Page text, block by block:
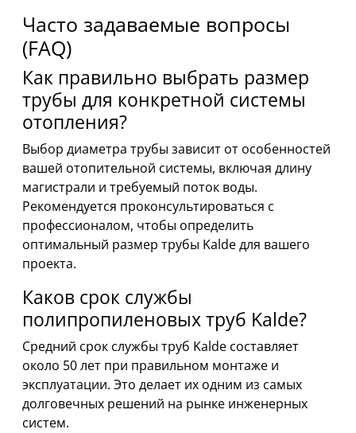
Часто задаваемые вопросы
(FAQ)
Как правильно выбрать размер
трубы для конкретной системы
отопления?
Выбор диаметра трубы зависит от особенностей
вашей отопительной системы, включая длину
магистрали и требуемый поток воды.
Рекомендуется проконсультироваться с
профессионалом, чтобы определить
оптимальный размер трубы Kalde для вашего
проекта.
Каков срок службы
полипропиленовых труб Kalde?
Средний срок службы труб Kalde составляет
около 50 лет при правильном монтаже и
эксплуатации. Это делает их одним из самых
долговечных решений на рынке инженерных
систем.